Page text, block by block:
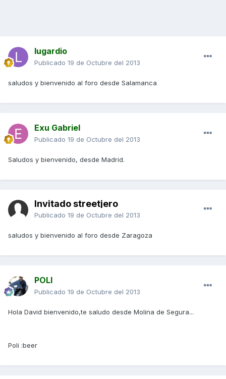
lugardio
Publicado 19 de Octubre del 2013
saludos y bienvenido al foro desde Salamanca
Exu Gabriel
Publicado 19 de Octubre del 2013
Saludos y bienvenido, desde Madrid.
Invitado streetjero
Publicado 19 de Octubre del 2013
saludos y bienvenido al foro desde Zaragoza
POLI
Publicado 19 de Octubre del 2013
Hola David bienvenido,te saludo desde Molina de Segura...
Poli :beer